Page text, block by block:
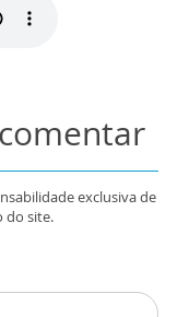
exclusiva de
do site.